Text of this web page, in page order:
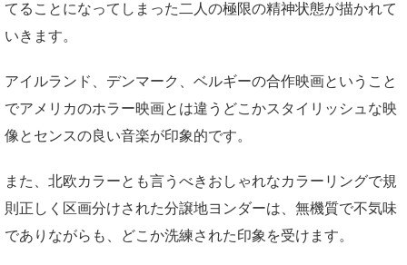
てることになってしまった二人の極限の精神状態が描かれて
いきます。
アイルランド、デンマーク、ベルギーの合作映画ということ
でアメリカのホラー映画とは違うどこかスタイリッシュな映
像とセンスの良い音楽が印象的です。
また、北欧カラーとも言うべきおしゃれなカラーリングで規
則正しく区画分けされた分譲地ヨンダーは、無機質で不気味
でありながらも、どこか洗練された印象を受けます。